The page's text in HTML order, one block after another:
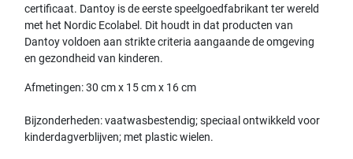
certificaat. Dantoy is de eerste speelgoedfabrikant ter wereld
met het Nordic Ecolabel. Dit houdt in dat producten van
Dantoy voldoen aan strikte criteria aangaande de omgeving
en gezondheid van kinderen.
Afmetingen: 30 cm x 15 cm x 16 cm
Bijzonderheden: vaatwasbestendig; speciaal ontwikkeld voor
kinderdagverblijven; met plastic wielen.